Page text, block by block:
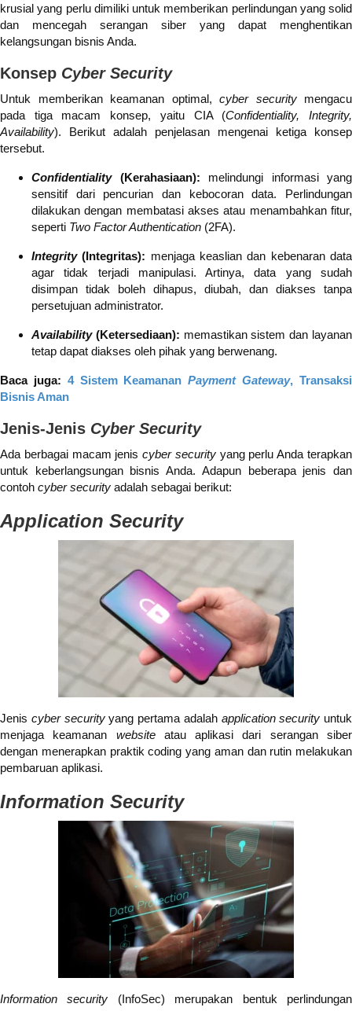
krusial yang perlu dimiliki untuk memberikan perlindungan yang solid
dan mencegah serangan siber yang dapat menghentikan
kelangsungan bisnis Anda.
Konsep Cyber Security
Untuk memberikan keamanan optimal, cyber securitymengacu
pada tiga macam konsep, yaitu CIA (Confidentiality, Integrity,
Availability). Berikut adalah penjelasan mengenai ketiga konsep
tersebut.
Confidentiality (Kerahasiaan): melindungi informasi yang
sensitif dari pencurian dan kebocoran data. Perlindungan
dilakukan dengan membatasi akses atau menambahkan fitur,
seperti Two Factor Authentication (2FA).
Integrity(Integritas): menjaga keaslian dan kebenaran data
agar tidak terjadi manipulasi. Artinya, data yang sudah
disimpan tidak boleh dihapus, diubah, dan diakses tanpa
persetujuan administrator.
Availability (Ketersediaan): memastikan sistem dan layanan
tetap dapat diakses oleh pihak yang berwenang.
Baca juga: 4 Sistem KeamananPayment Gateway, Transaksi
Bisnis Aman
Jenis-Jenis Cyber Security
Ada berbagai macam jeniscyber securityyang perlu Anda terapkan
untuk keberlangsungan bisnis Anda. Adapun beberapa jenis dan
contoh cyber security adalah sebagai berikut:
Application Security
Jenis cyber securityyang pertama adalah application security untuk
menjaga keamanan websiteatau aplikasi dari serangan siber
dengan menerapkan praktik coding yang aman dan rutin melakukan
pembaruan aplikasi.
Information Security
Information security (InfoSec) merupakan bentuk perlindungan